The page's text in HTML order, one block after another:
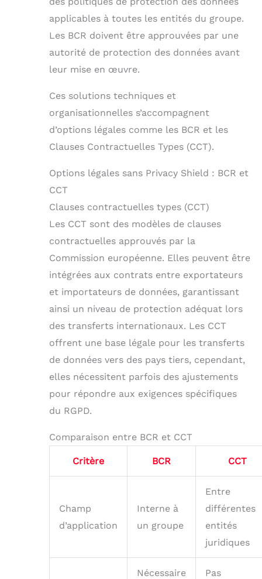
applicables à toutes les entités du groupe.
Les BCR doivent être approuvées par une
autorité de protection des données avant
leur mise en œuvre.
Ces solutions techniques et
organisationnelles s’accompagnent
d’options légales comme les BCR et les
Clauses Contractuelles Types (CCT).
Options légales sans Privacy Shield : BCR et
CCT
Clauses contractuelles types (CCT)
Les CCT sont des modèles de clauses
contractuelles approuvés par la
Commission européenne. Elles peuvent être
intégrées aux contrats entre exportateurs
et importateurs de données, garantissant
ainsi un niveau de protection adéquat lors
des transferts internationaux. Les CCT
offrent une base légale pour les transferts
de données vers des pays tiers, cependant,
elles nécessitent parfois des ajustements
pour répondre aux exigences spécifiques
du RGPD.
Comparaison entre BCR et CCT
Critère BCR CCT
Champ
d’application
Interne à
un groupe
Entre
différentes
entités
juridiques
Nécessaire
Pas